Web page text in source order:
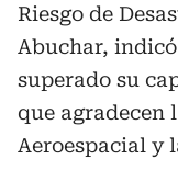
Riesgo de
Abuchar,
superado su
que agradecen
Aeroespacial y